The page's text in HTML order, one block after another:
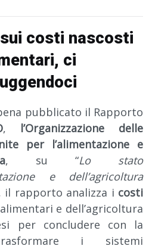
sui costi nascosti
ci
pubblicato il Rapporto
, l’Organizzazione delle
per l’alimentazione e
, su “Lo stato
e dell’agricoltura
il rapporto analizza i costi
e dell’agricoltura
per concludere con la
i sistemi